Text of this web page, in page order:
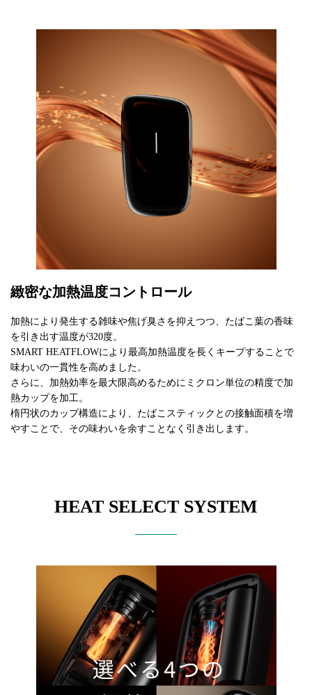
緻密な加熱温度コントロール
加熱により発生する雑味や焦げ臭さを抑えつつ、たばこ葉の香味
を引き出す温度が320度。
SMART HEATFLOWにより最高加熱温度を長くキープすることで
味わいの一貫性を高めました。
さらに、加熱効率を最大限高めるためにミクロン単位の精度で加
熱カップを加工。
楕円状のカップ構造により、たばこスティックとの接触面積を増
やすことで、その味わいを余すことなく引き出します。
HEAT SELECT SYSTEM